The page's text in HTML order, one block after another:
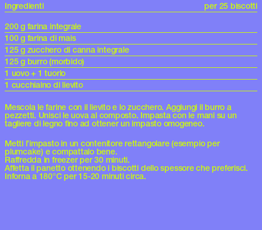
Ingredienti
per 25 biscotti
200 g farina integrale
100 g farina di mais
125 g zucchero di canna integrale
125 g burro (morbido)
1 uovo + 1 tuorlo
1 cucchiaino di lievito
Mescola le farine con il lievito e lo zucchero. Aggiungi il burro a
pezzetti. Unisci le uova al composto. Impasta con le mani su un
tagliere di legno fino ad ottener un impasto omogeneo.
Metti l’impasto in un contenitore rettangolare (esempio per
plumcake) e compattalo bene.
Raffredda in freezer per 30 minuti.
Affetta il panetto ottenendo i biscotti dello spessore che preferisci.
Inforna a 180°C per 15-20 minuti circa.